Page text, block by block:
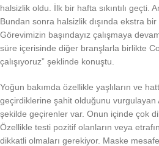
halsizlik oldu. İlk bir hafta sıkıntılı geçti.
Bundan sonra halsizlik dışında ekstra bir
Görevimizin başındayız çalışmaya
süre içerisinde diğer branşlarla birlikte
çalışıyoruz” şeklinde konuştu.
Yoğun bakımda özellikle yaşlıların ve
geçirdiklerine şahit olduğunu vurgulayan
şekilde geçirenler var. Onun içinde çok
Özellikle testi pozitif olanların veya
dikkatli olmaları gerekiyor. Maske